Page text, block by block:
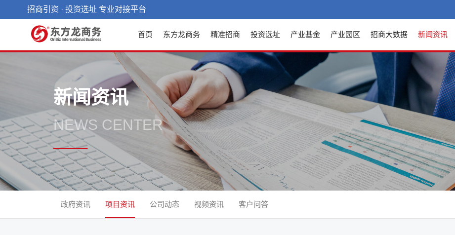
招商引资 · 投资选址 专业对接平台
首页 东方龙商务 精准招商 投资选址 产业基金 产业园区 招商大数据 新闻资讯
新闻资讯
NEWS CENTER
政府资讯 项目资讯 公司动态 视频资讯 客户问答